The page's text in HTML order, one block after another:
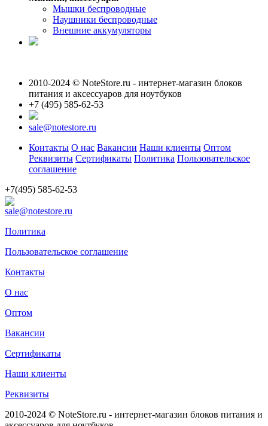
Мышки беспроводные
Наушники беспроводные
Внешние аккумуляторы
2010-2024 © NoteStore.ru - интернет-магазин блоков
питания и аксессуаров для ноутбуков
+7 (495) 585-62-53
sale@notestore.ru
Контакты О нас Вакансии Наши клиенты Оптом
Реквизиты Сертификаты Политика Пользовательское
соглашение
+7(495) 585-62-53
sale@notestore.ru
Политика
Пользовательское соглашение
Контакты
О нас
Оптом
Вакансии
Сертификаты
Наши клиенты
Реквизиты
2010-2024 © NoteStore.ru - интернет-магазин блоков питания и